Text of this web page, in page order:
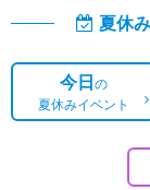
夏休
今日の
夏休みイベント